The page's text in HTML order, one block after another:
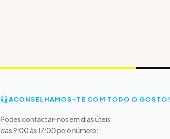
ACONSELHAMOS-TE COM TODO O GOSTO!
Podes contactar-nos em dias úteis
das 9:00 às 17:00 pelo número: